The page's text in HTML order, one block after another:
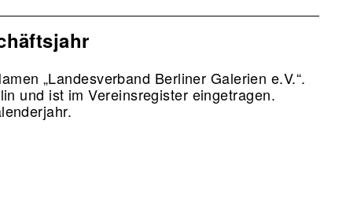
„Landesverband Berliner Galerien e.V.“.
und ist im Vereinsregister eingetragen.